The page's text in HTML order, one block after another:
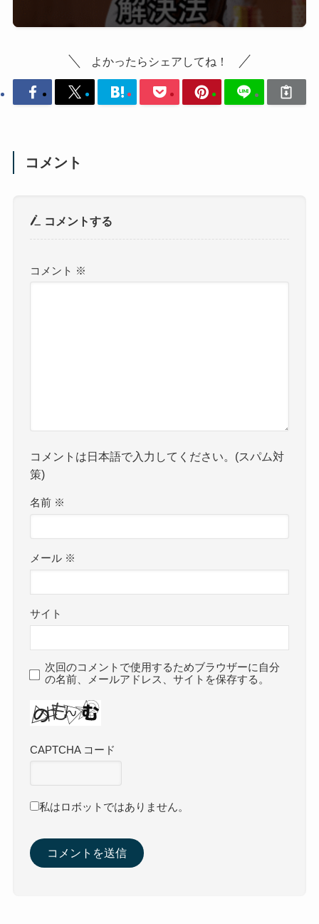
よかったらシェアしてね！
コメント
コメントする
コメント ※
コメントは日本語で入力してください。(スパム対
策)
名前 ※
メール ※
サイト
次回のコメントで使用するためブラウザーに自分
の名前、メールアドレス、サイトを保存する。
CAPTCHA コード
私はロボットではありません。